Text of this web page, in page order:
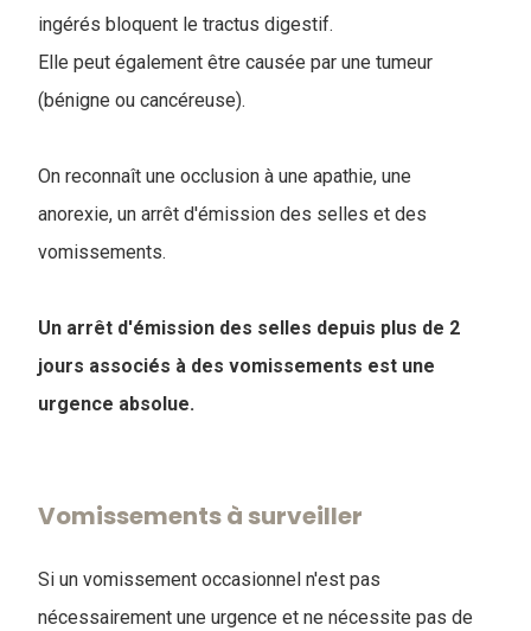
ingérés bloquent le tractus digestif.
Elle peut également être causée par une tumeur
(bénigne ou cancéreuse).
On reconnaît une occlusion à une apathie, une
anorexie, un arrêt d'émission des selles et des
vomissements.
Un arrêt d'émission des selles depuis plus de 2
jours associés à des vomissements est une
urgence absolue.
Vomissements à surveiller
Si un vomissement occasionnel n'est pas
nécessairement une urgence et ne nécessite pas de